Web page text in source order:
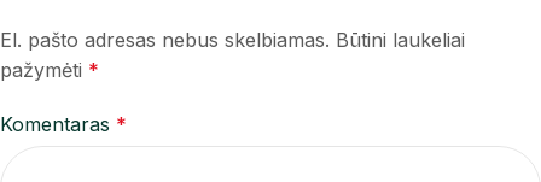
El. pašto adresas nebus skelbiamas. Būtini laukeliai
pažymėti *
Komentaras *